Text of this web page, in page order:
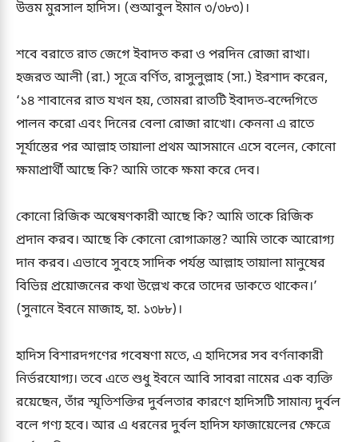
উত্তম মুরসাল হাদিস। (শুআবুল ইমান ৩/৩৮৩)।
শবে বরাতে রাত জেগে ইবাদত করা ও পরদিন রোজা রাখা।
হজরত আলী (রা.) সূত্রে বর্ণিত, রাসুলুল্লাহ (সা.) ইরশাদ করেন,
‘১৪ শাবানের রাত যখন হয়, তোমরা রাতটি ইবাদত-বন্দেগিতে
পালন করো এবং দিনের বেলা রোজা রাখো। কেননা এ রাতে
সূর্যাস্তের পর আল্লাহ তায়ালা প্রথম আসমানে এসে বলেন, কোনো
ক্ষমাপ্রার্থী আছে কি? আমি তাকে ক্ষমা করে দেব।
কোনো রিজিক অন্বেষণকারী আছে কি? আমি তাকে রিজিক
প্রদান করব। আছে কি কোনো রোগাক্রান্ত? আমি তাকে আরোগ্য
দান করব। এভাবে সুবহে সাদিক পর্যন্ত আল্লাহ তায়ালা মানুষের
বিভিন্ন প্রয়োজনের কথা উল্লেখ করে তাদের ডাকতে থাকেন।’
(সুনানে ইবনে মাজাহ, হা. ১৩৮৮)।
হাদিস বিশারদগণের গবেষণা মতে, এ হাদিসের সব বর্ণনাকারী
নির্ভরযোগ্য। তবে এতে শুধু ইবনে আবি সাবরা নামের এক ব্যক্তি
রয়েছেন, তাঁর স্মৃতিশক্তির দুর্বলতার কারণে হাদিসটি সামান্য দুর্বল
বলে গণ্য হবে। আর এ ধরনের দুর্বল হাদিস ফাজায়েলের ক্ষেত্রে